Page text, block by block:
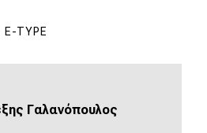
E-TYPE
Γαλανόπουλος